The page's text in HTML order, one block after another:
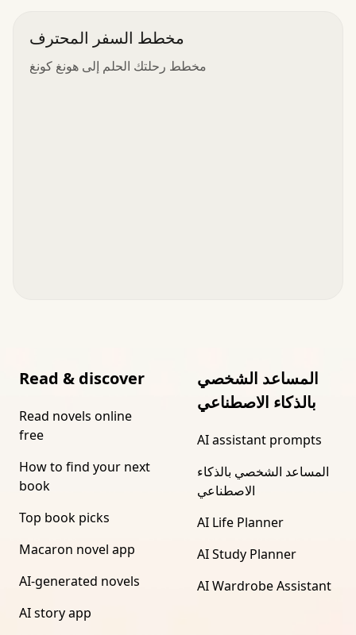
مخطط السفر المحترف
مخطط رحلتك الحلم إلى هونغ كونغ
Read & discover
Read novels online
free
How to find your next
book
Top book picks
Macaron novel app
AI-generated novels
AI story app
المساعد الشخصي
بالذكاء الاصطناعي
AI assistant prompts
المساعد الشخصي بالذكاء
الاصطناعي
AI Life Planner
AI Study Planner
AI Wardrobe Assistant